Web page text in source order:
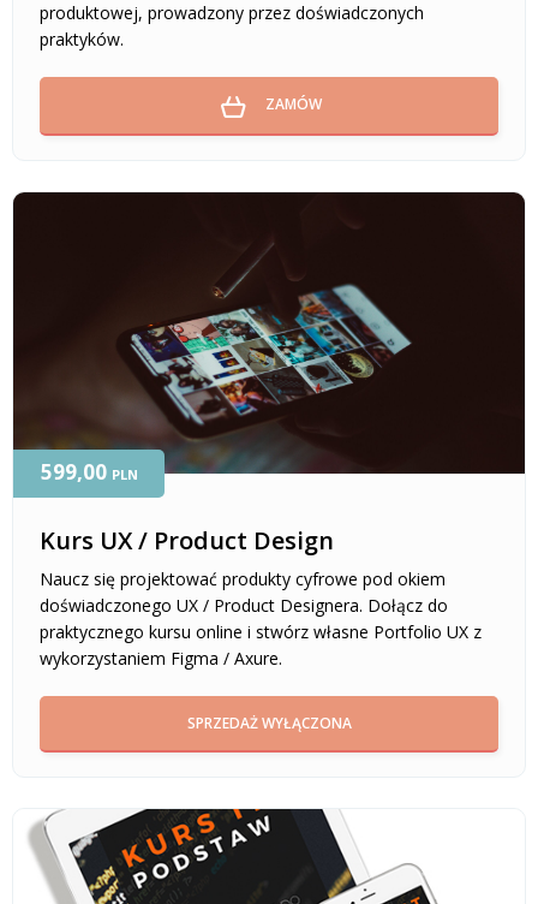
produktowej, prowadzony przez doświadczonych
praktyków.
ZAMÓW
Kurs UX / Product Design
Naucz się projektować produkty cyfrowe pod okiem
doświadczonego UX / Product Designera. Dołącz do
praktycznego kursu online i stwórz własne Portfolio UX z
wykorzystaniem Figma / Axure.
599,00 PLN
SPRZEDAŻ WYŁĄCZONA